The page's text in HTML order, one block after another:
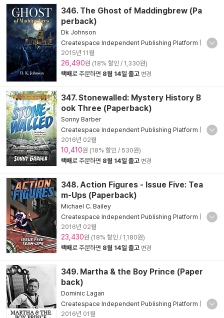
346. The Ghost of Maddingbrew (Pa
perback)
Dk Johnson
Createspace Independent Publishing Platform
2015년 11월
26,490원 (18% 할인 / 1,330원)
택배로 주문하면 8월 14일 출고 변경
347. Stonewalled: Mystery History B
ook Three (Paperback)
Sonny Barber
Createspace Independent Publishing Platform
2016년 02월
10,410원 (18% 할인 / 530원)
택배로 주문하면 8월 14일 출고 변경
348. Action Figures - Issue Five: Tea
m-Ups (Paperback)
Michael C. Bailey
Createspace Independent Publishing Platform
2016년 02월
23,430원 (18% 할인 / 1,180원)
택배로 주문하면 8월 14일 출고 변경
349. Martha & the Boy Prince (Paper
back)
Dominic Lagan
Createspace Independent Publishing Platform
2016년 01월